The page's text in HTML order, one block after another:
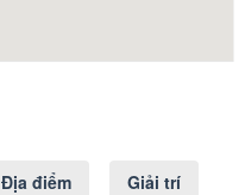
Địa điểm Giải trí